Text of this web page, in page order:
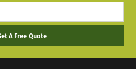
A Free Quote